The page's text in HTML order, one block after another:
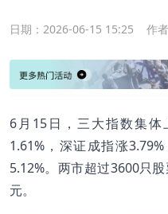
日期： 2026-06-15 15:25 作
6月15日，三大指数集
1.61%，深证成指涨
5.12%。两市超过3600只
元。